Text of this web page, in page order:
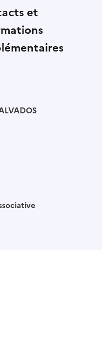
et